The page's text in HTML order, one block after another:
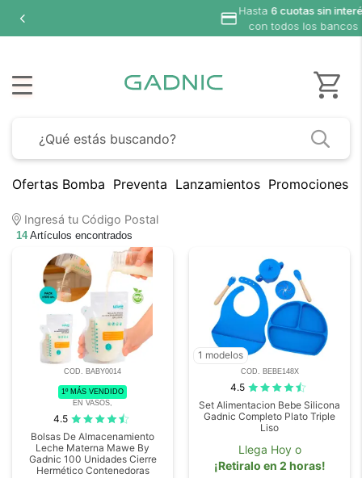
todos los bancos
Ofertas Bomba Preventa Lanzamientos Promociones
Ingresá tu Código Postal
14Artículos encontrados
COD. BABY0014
1º MÁS VENDIDO
EN VASOS,
4.5
Bolsas De Almacenamiento
Leche Materna Mawe By
Gadnic 100 Unidades Cierre
Hermético Contenedoras
1 modelos
COD. BEBE148X
4.5
Set Alimentacion Bebe Silicona
Gadnic Completo Plato Triple
Liso
Llega Hoy o
¡Retiralo en 2 horas!